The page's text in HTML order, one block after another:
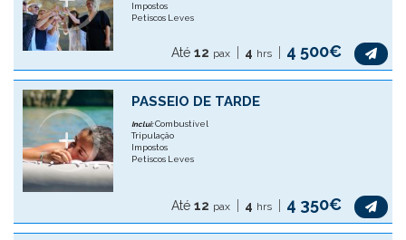
Impostos
Petiscos Leves
Até 12 pax 4 hrs 4 500€
PASSEIO DE TARDE
Inclui:Combustível
Tripulação
Impostos
Petiscos Leves
Até 12 pax 4 hrs 4 350€